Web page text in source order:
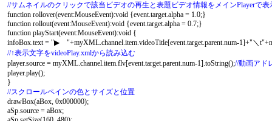
//サムネイルのクリックで該当ビデオの再生と表題ビデオ情報をメインPlayerで表
function rollover(event:MouseEvent):void {event.target.alpha = 1.0;}
function rollout(event:MouseEvent):void {event.target.alpha = 0.7;}
function playStart(event:MouseEvent):void {
infoBox.text = "▶ "+myXML.channel.item.videoTitle[event.target.parent.num-1]+"＼
//↑表示文字をvideoPlay.xmlから読み込む
player.source = myXML.channel.item.flv[event.target.parent.num-1].toString();//動画アド
player.play();
}
//スクロールペインの色とサイズと位置
drawBox(aBox, 0x000000);
aSp.source = aBox;